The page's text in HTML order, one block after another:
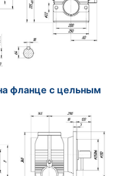
фланце с цельным